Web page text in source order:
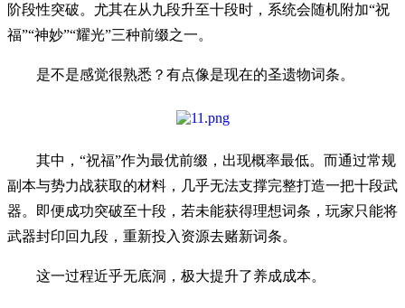
阶段性突破。尤其在从九段升至十段时，系统会随机附加“祝
福”“神妙”“耀光”三种前缀之一。
是不是感觉很熟悉？有点像是现在的圣遗物词条。
其中，“祝福”作为最优前缀，出现概率最低。而通过常规
副本与势力战获取的材料，几乎无法支撑完整打造一把十段武
器。即便成功突破至十段，若未能获得理想词条，玩家只能将
武器封印回九段，重新投入资源去赌新词条。
这一过程近乎无底洞，极大提升了养成成本。